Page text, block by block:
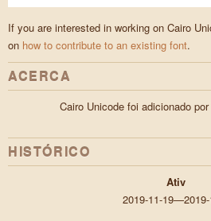
If you are interested in working on Cairo
on how to contribute to an existing font.
ACERCA
Cairo Unicode foi adicionado por
HISTÓRICO
Ativ
2019-11-19—2019-